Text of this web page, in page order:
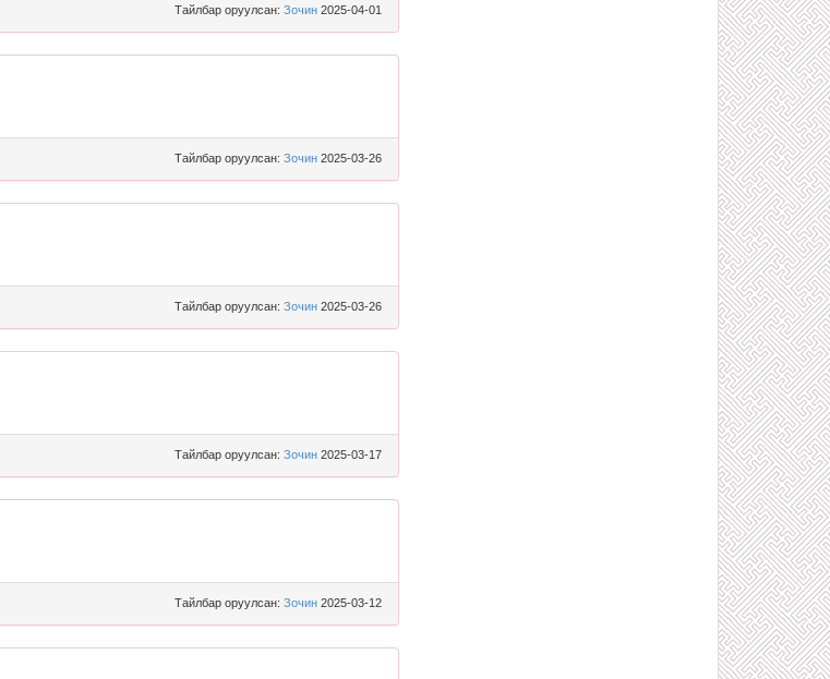
Тайлбар оруулсан: Зочин 2025-04-01
Тайлбар оруулсан: Зочин 2025-03-26
Тайлбар оруулсан: Зочин 2025-03-26
Тайлбар оруулсан: Зочин 2025-03-17
Тайлбар оруулсан: Зочин 2025-03-12